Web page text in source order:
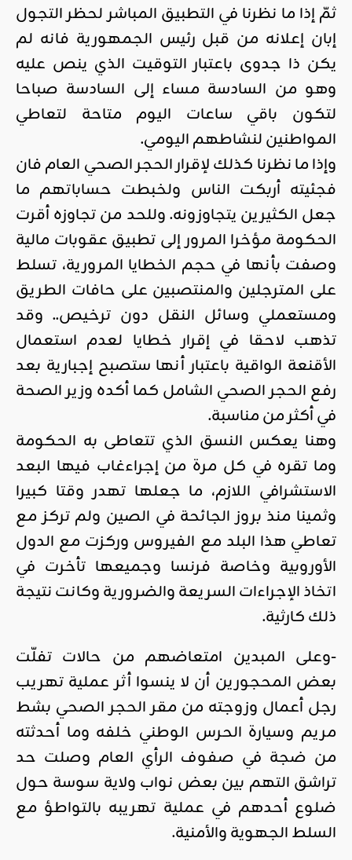
ثمّ إذا ما نظرنا في التطبيق المباشر لحظر التجول
إبان إعلانه من قبل رئيس الجمهورية فانه لم
يكن ذا جدوى باعتبار التوقيت الذي ينص عليه
وهو من السادسة مساء إلى السادسة صباحا
لتكون باقي ساعات اليوم متاحة لتعاطي
المواطنين لنشاطهم اليومي.
وإذا ما نظرنا كذلك لإقرار الحجر الصحي العام فان
فجئيته أربكت الناس ولخبطت حساباتهم ما
جعل الكثيرين يتجاوزونه. وللحد من تجاوزه أقرت
الحكومة مؤخرا المرور إلى تطبيق عقوبات مالية
وصفت بأنها في حجم الخطايا المرورية، تسلط
على المترجلين والمنتصبين على حافات الطريق
ومستعملي وسائل النقل دون ترخيص.. وقد
تذهب لاحقا في إقرار خطايا لعدم استعمال
الأقنعة الواقية باعتبار أنها ستصبح إجبارية بعد
رفع الحجر الصحي الشامل كما أكده وزير الصحة
في أكثر من مناسبة.
وهنا يعكس النسق الذي تتعاطى به الحكومة
وما تقره في كل مرة من إجراءغاب فيها البعد
الاستشرافي اللازم، ما جعلها تهدر وقتا كبيرا
وثمينا منذ بروز الجائحة في الصين ولم تركز مع
تعاطي هذا البلد مع الفيروس وركزت مع الدول
الأوروبية وخاصة فرنسا وجميعها تأخرت في
اتخاذ الإجراءات السريعة والضرورية وكانت نتيجة
ذلك كارثية.
-وعلى المبدين امتعاضهم من حالات تفلّت
بعض المحجورين أن لا ينسوا أثر عملية تهريب
رجل أعمال وزوجته من مقر الحجر الصحي بشط
مريم وسيارة الحرس الوطني خلفه وما أحدثته
من ضجة في صفوف الرأي العام وصلت حد
تراشق التهم بين بعض نواب ولاية سوسة حول
ضلوع أحدهم في عملية تهريبه بالتواطؤ مع
السلط الجهوية والأمنية.